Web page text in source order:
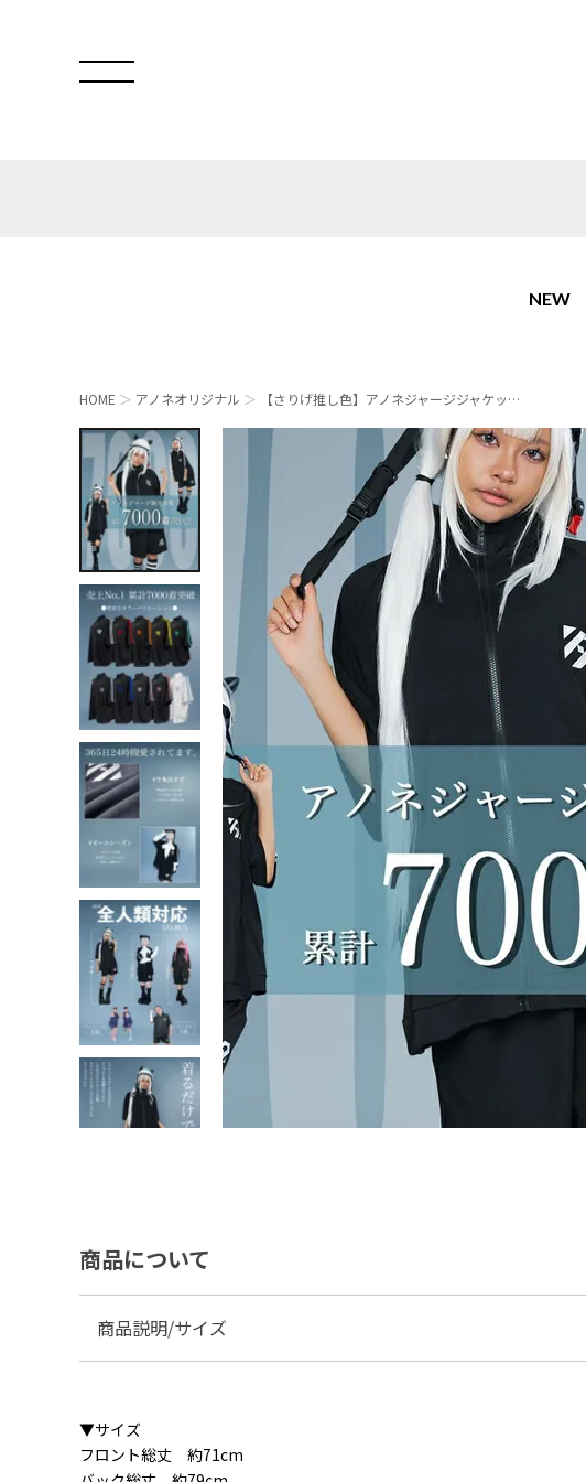
NEW
HOME アノネオリジナル 【さりげ推し色】アノネジャージジャケッ…
商品について
商品説明/サイズ
▼サイズ
フロント総丈 約71cm